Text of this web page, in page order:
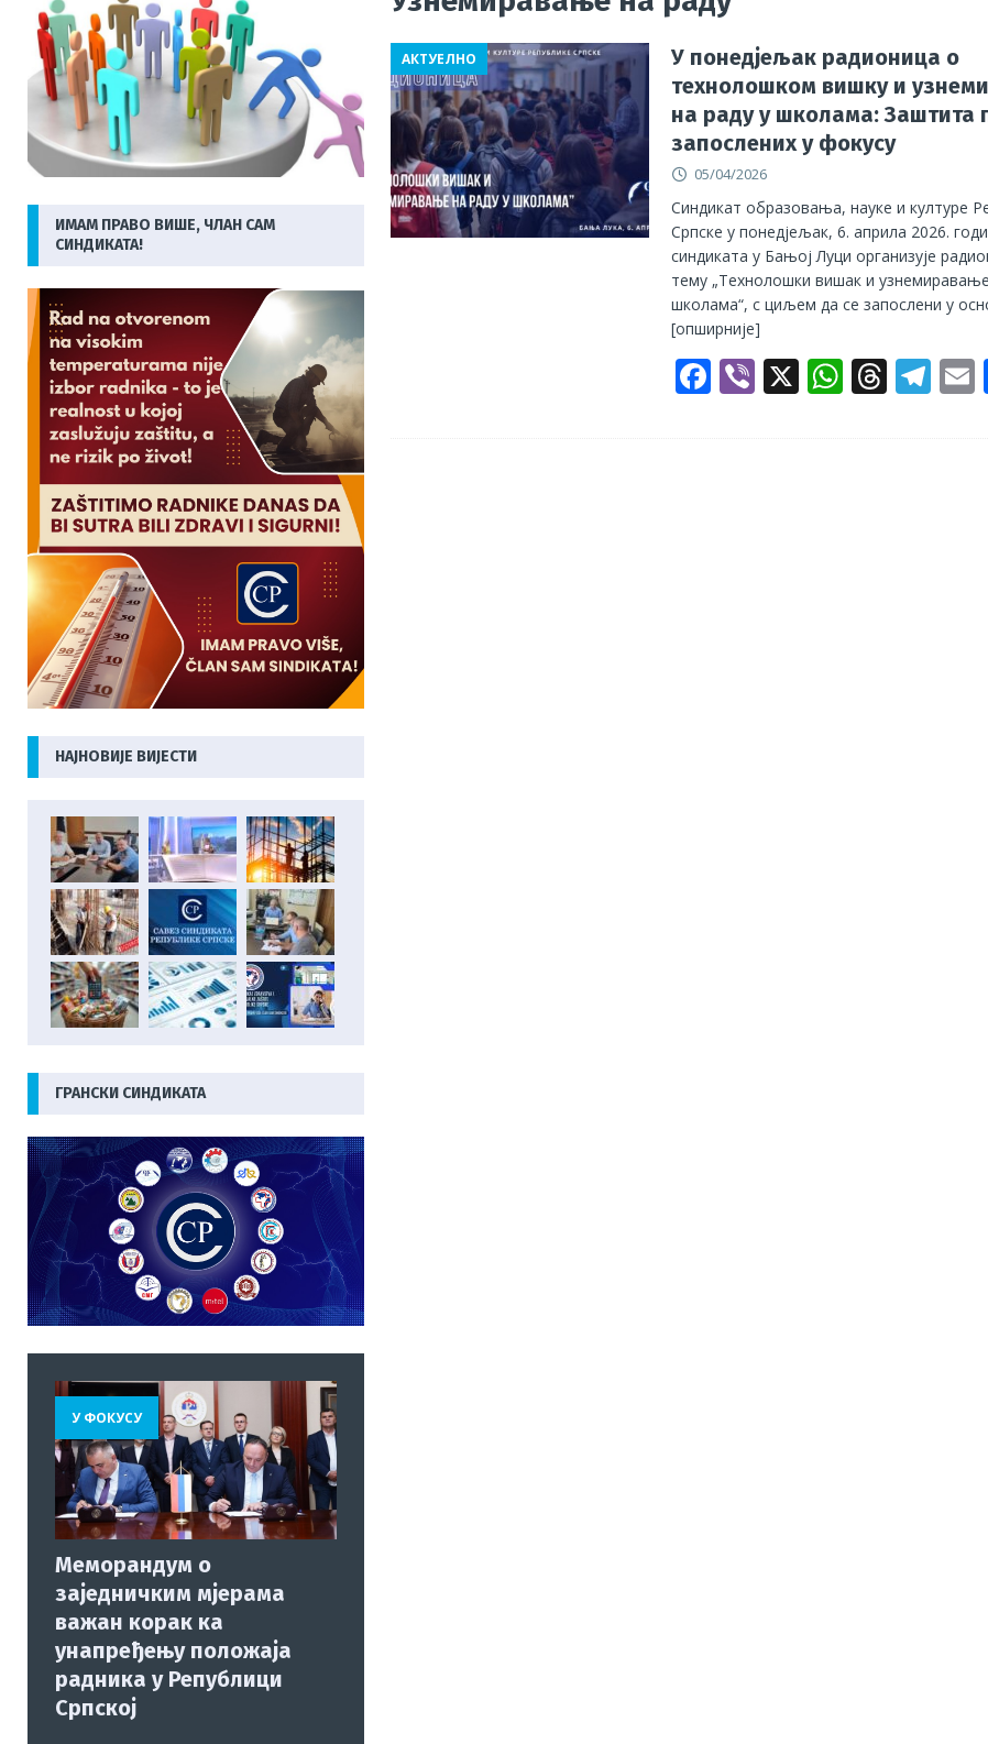
[ 31/07/2026 ] Рад на ужареном бетону на + 40: Температуре немилосрдне, грађевинци незаштићени, ПОГИБИЈА
радника у Бањалуци опомиње
АКТУЕЛНО
[ 29/07/2026 ]
Још једна важна побједа за раднике и њихове породице!
[ 06/08/2026 ]
Раст чланства и правна заштита приоритети Синдиката радника унутрашњих послова
ГРАНСКИ
СИНДИКАТИ
АКТУЕЛНО
У понедјељак радионица о
технолошком вишку и
на раду у школама: Заштита
запослених у фокусу
05/04/2026
Синдикат образовања, науке и културе
Српске у понедјељак, 6. априла 2026.
синдиката у Бањој Луци организује
тему „Технолошки вишак и
школама“, с циљем да се запослени у
[опширније]
F Vi X W T T
ИМАМ ПРАВО ВИШЕ, ЧЛАН САМ
СИНДИКАТА!
НАЈНОВИЈЕ ВИЈЕСТИ
ГРАНСКИ СИНДИКАТА
У ФОКУСУ
Меморандум о
заједничким мјерама
важан корак ка
унапређењу положаја
радника у Републици
Српској